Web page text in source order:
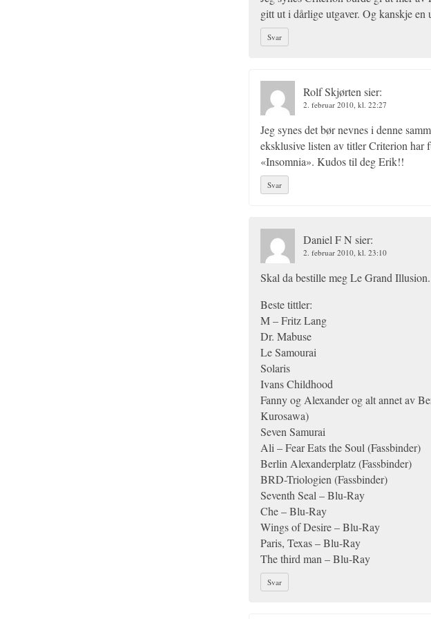
gitt ut i dårlige utgaver. Og kanskje en
Svar
Rolf Skjørten sier:
2. februar 2010, kl. 22:27
Jeg synes det bør nevnes i denne
eksklusive listen av titler Criterion
«Insomnia». Kudos til deg Erik!!
Svar
Daniel F N sier:
2. februar 2010, kl. 23:10
Skal da bestille meg Le Grand Illusion.
Beste tittler:
M – Fritz Lang
Dr. Mabuse
Le Samourai
Solaris
Ivans Childhood
Fanny og Alexander og alt annet av
Kurosawa)
Seven Samurai
Ali – Fear Eats the Soul (Fassbinder)
Berlin Alexanderplatz (Fassbinder)
BRD-Triologien (Fassbinder)
Seventh Seal – Blu-Ray
Che – Blu-Ray
Wings of Desire – Blu-Ray
Paris, Texas – Blu-Ray
The third man – Blu-Ray
Svar